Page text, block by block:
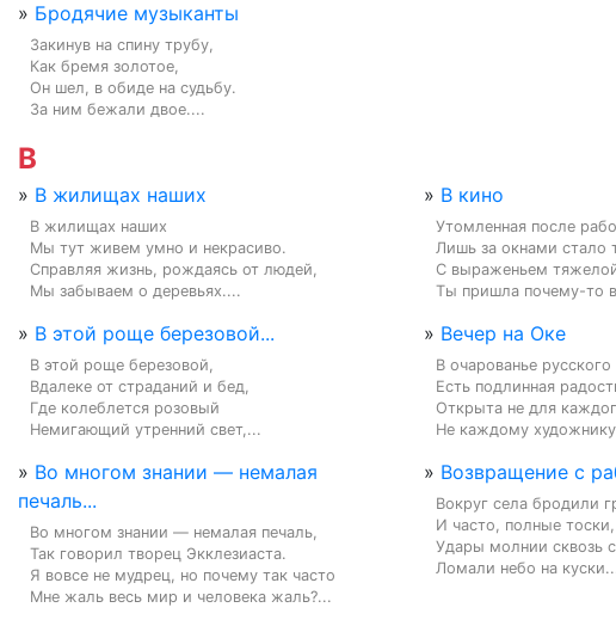
» Бродячие музыканты
Закинув на спину трубу,
Как бремя золотое,
Он шел, в обиде на судьбу.
За ним бежали двое....
В
» В жилищах наших
В жилищах наших
Мы тут живем умно и некрасиво.
Справляя жизнь, рождаясь от людей,
Мы забываем о деревьях....
» В кино
Утомленная после
Лишь за окнами стало
С выраженьем
Ты пришла почему-то
» В этой роще березовой...
В этой роще березовой,
Вдалеке от страданий и бед,
Где колеблется розовый
Немигающий утренний свет,...
» Вечер на Оке
В очарованье
Есть подлинная
Открыта не для
Не каждому
» Во многом знании — немалая
печаль...
Во многом знании — немалая печаль,
Так говорил творец Экклезиаста.
Я вовсе не мудрец, но почему так часто
Мне жаль весь мир и человека жаль?...
» Возвращение с
Вокруг села бродили
И часто, полные тоски,
Удары молнии сквозь
Ломали небо на